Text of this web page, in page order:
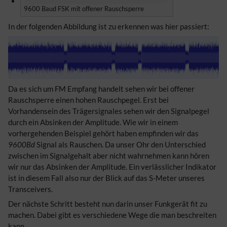
9600 Baud FSK mit offener Rauschsperre
In der folgenden Abbildung ist zu erkennen was hier passiert:
Da es sich um FM Empfang handelt sehen wir bei offener
Rauschsperre einen hohen Rauschpegel. Erst bei
Vorhandensein des Trägersignales sehen wir den Signalpegel
durch ein Absinken der Amplitude. Wie wir in einem
vorhergehenden Beispiel gehört haben empfinden wir das
9600Bd Signal als Rauschen. Da unser Ohr den Unterschied
zwischen im Signalgehalt aber nicht wahrnehmen kann hören
wir nur das Absinken der Amplitude. Ein verlässlicher Indikator
ist in diesem Fall also nur der Blick auf das S-Meter unseres
Transceivers.
Der nächste Schritt besteht nun darin unser Funkgerät fit zu
machen. Dabei gibt es verschiedene Wege die man beschreiten